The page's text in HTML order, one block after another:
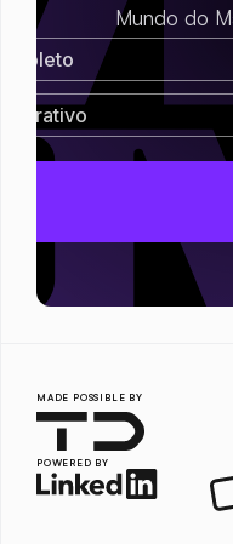
Mundo do
MADE POSSIBLE BY
POWERED BY